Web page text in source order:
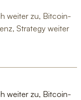
weiter zu, Bitcoin-
Strategy weiter
weiter zu, Bitcoin-